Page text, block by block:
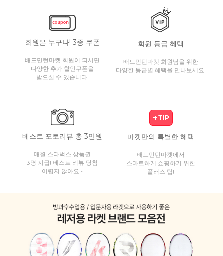
회원은 누구나! 3종 쿠폰
배드민턴마켓 회원이 되시면
다양한 추가 할인쿠폰을
받으실 수 있습니다.
회원 등급 혜택
배드민턴마켓 회원님을 위한
다양한 등급별 혜택을 만나보세요!
베스트 포토리뷰 총 3만원
매월 스타벅스 상품권
3명 지급! 베스트 리뷰 당첨
어렵지 않아요~
마켓만의 특별한 혜택
배드민턴마켓에서
스마트하게 쇼핑하기 위한
플러스 팁!